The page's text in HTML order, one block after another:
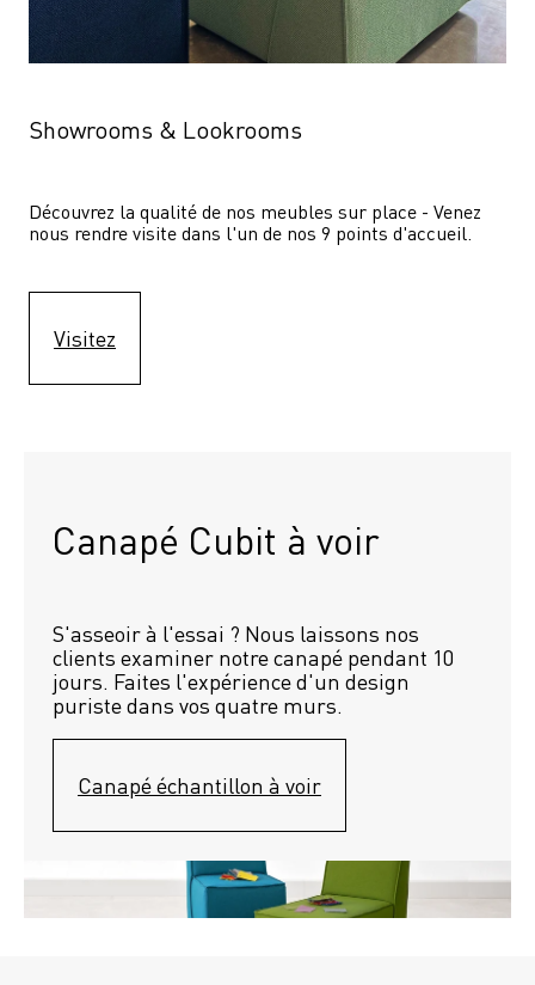
Showrooms & Lookrooms
Découvrez la qualité de nos meubles sur place - Venez
nous rendre visite dans l'un de nos 9 points d'accueil.
Visitez
Canapé Cubit à voir
S'asseoir à l'essai ? Nous laissons nos
clients examiner notre canapé pendant 10
jours. Faites l'expérience d'un design
puriste dans vos quatre murs.
Canapé échantillon à voir